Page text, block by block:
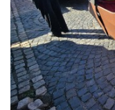
Kalendář
Prvomájová jízda
Old Fiat Club